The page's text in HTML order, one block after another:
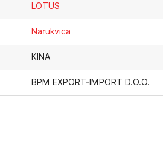
LOTUS
Narukvica
KINA
BPM EXPORT-IMPORT D.O.O.